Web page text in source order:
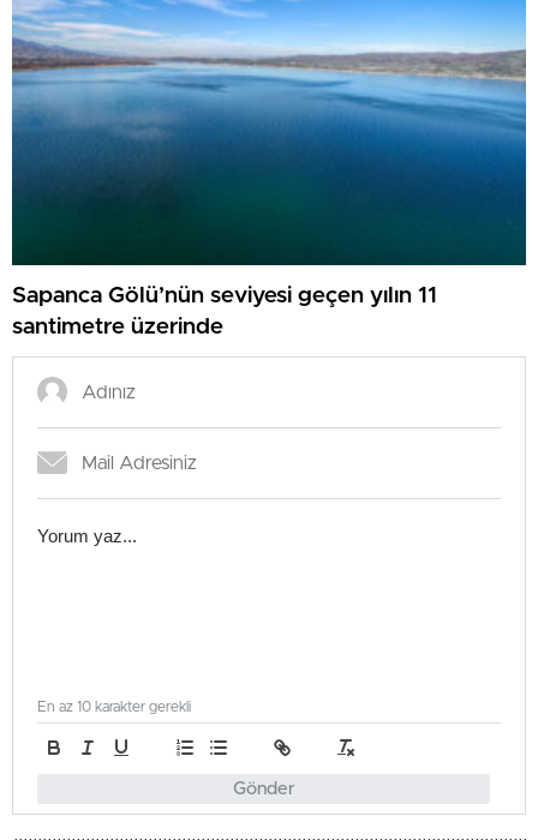
Sapanca Gölü’nün seviyesi geçen yılın 11
santimetre üzerinde
Gönder
En az 10 karakter gerekli